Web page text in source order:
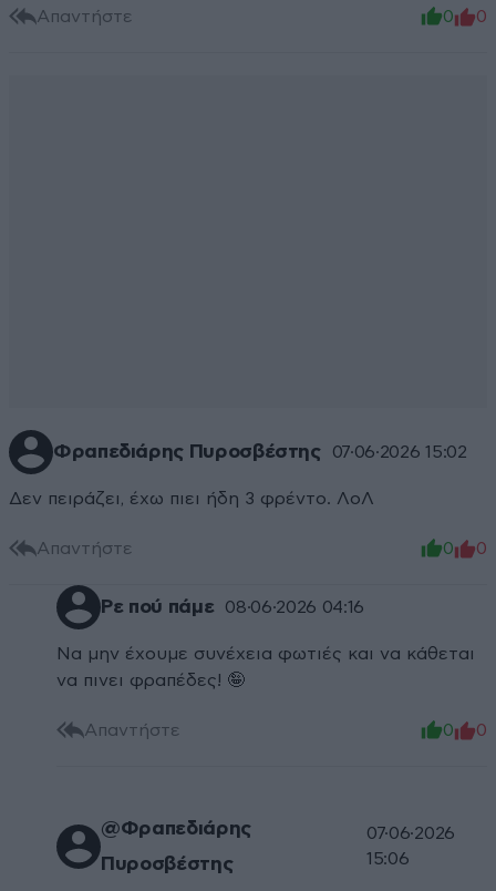
Απαντήστε 0 0
Φραπεδιάρης Πυροσβέστης 07·06·2026 15:02
Δεν πειράζει, έχω πιει ήδη 3 φρέντο. ΛοΛ
Απαντήστε 0 0
Ρε πού πάμε 08·06·2026 04:16
Να μην έχουμε συνέχεια φωτιές και να κάθεται
να πινει φραπέδες! 🤪
Απαντήστε 0 0
@Φραπεδιάρης
Πυροσβέστης
07·06·2026
15:06